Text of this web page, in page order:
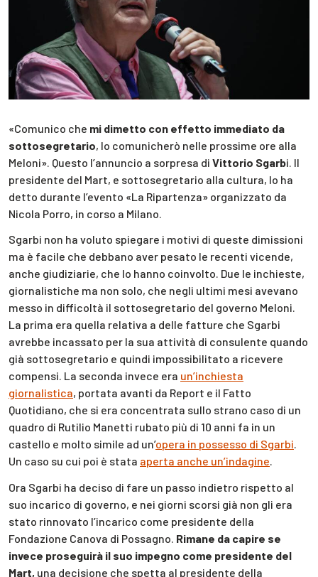
«Comunico che mi dimetto con effetto immediato da
sottosegretario, lo comunicherò nelle prossime ore alla
Meloni». Questo l’annuncio a sorpresa di Vittorio Sgarbi. Il
presidente del Mart, e sottosegretario alla cultura, lo ha
detto durante l’evento «La Ripartenza» organizzato da
Nicola Porro, in corso a Milano.
Sgarbi non ha voluto spiegare i motivi di queste dimissioni
ma è facile che debbano aver pesato le recenti vicende,
anche giudiziarie, che lo hanno coinvolto. Due le inchieste,
giornalistiche ma non solo, che negli ultimi mesi avevano
messo in difficoltà il sottosegretario del governo Meloni.
La prima era quella relativa a delle fatture che Sgarbi
avrebbe incassato per la sua attività di consulente quando
già sottosegretario e quindi impossibilitato a ricevere
compensi. La seconda invece era un’inchiesta
giornalistica, portata avanti da Report e il Fatto
Quotidiano, che si era concentrata sullo strano caso di un
quadro di Rutilio Manetti rubato più di 10 anni fa in un
castello e molto simile ad un’opera in possesso di Sgarbi.
Un caso su cui poi è stata aperta anche un’indagine.
Ora Sgarbi ha deciso di fare un passo indietro rispetto al
suo incarico di governo, e nei giorni scorsi già non gli era
stato rinnovato l’incarico come presidente della
Fondazione Canova di Possagno. Rimane da capire se
invece proseguirà il suo impegno come presidente del
Mart, una decisione che spetta al presidente della